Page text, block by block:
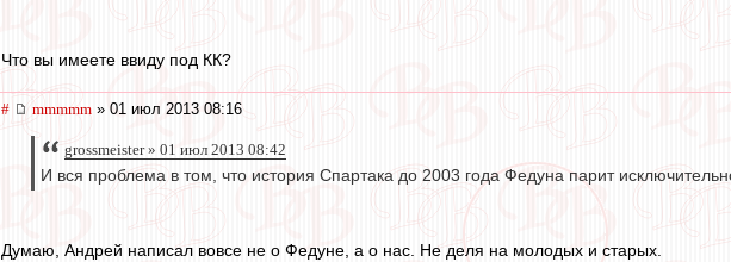
Что вы имеете ввиду под КК?
# mmmmm » 01 июл 2013 08:16
grossmeister » 01 июл 2013 08:42
И вся проблема в том, что история Спартака до 2003 года Федуна парит
Думаю, Андрей написал вовсе не о Федуне, а о нас. Не деля на молодых и старых.